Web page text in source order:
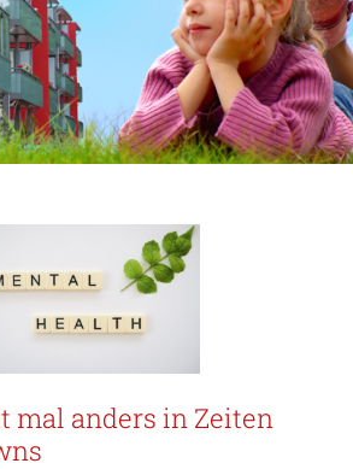
mal anders in Zeiten